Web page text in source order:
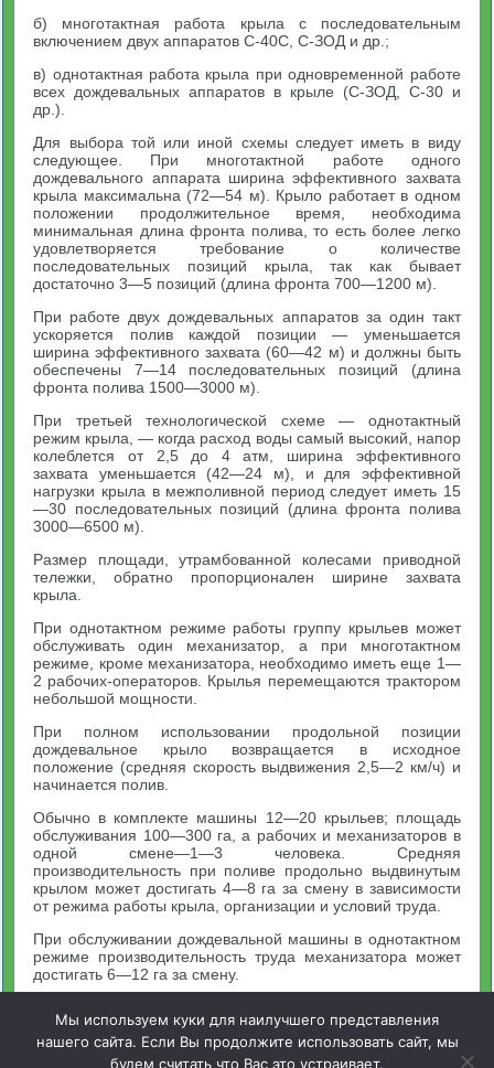
б) многотактная работа крыла с последовательным
включением двух аппаратов С-40С, С-ЗОД и др.;
в) однотактная работа крыла при одновременной работе
всех дождевальных аппаратов в крыле (С-ЗОД, С-30 и
др.).
Для выбора той или иной схемы следует иметь в виду
следующее. При многотактной работе одного
дождевального аппарата ширина эффективного захвата
крыла максимальна (72—54 м). Крыло работает в одном
положении продолжительное время, необходима
минимальная длина фронта полива, то есть более легко
удовлетворяется требование о количестве
последовательных позиций крыла, так как бывает
достаточно 3—5 позиций (длина фронта 700—1200 м).
При работе двух дождевальных аппаратов за один такт
ускоряется полив каждой позиции — уменьшается
ширина эффективного захвата (60—42 м) и должны быть
обеспечены 7—14 последовательных позиций (длина
фронта полива 1500—3000 м).
При третьей технологической схеме — однотактный
режим крыла, — когда расход воды самый высокий, напор
колеблется от 2,5 до 4 атм, ширина эффективного
захвата уменьшается (42—24 м), и для эффективной
нагрузки крыла в межполивной период следует иметь 15
—30 последовательных позиций (длина фронта полива
3000—6500 м).
Размер площади, утрамбованной колесами приводной
тележки, обратно пропорционален ширине захвата
крыла.
При однотактном режиме работы группу крыльев может
обслуживать один механизатор, а при многотактном
режиме, кроме механизатора, необходимо иметь еще 1—
2 рабочих-операторов. Крылья перемещаются трактором
небольшой мощности.
При полном использовании продольной позиции
дождевальное крыло возвращается в исходное
положение (средняя скорость выдвижения 2,5—2 км/ч) и
начинается полив.
Обычно в комплекте машины 12—20 крыльев; площадь
обслуживания 100—300 га, а рабочих и механизаторов в
одной смене—1—3 человека. Средняя
производительность при поливе продольно выдвинутым
крылом может достигать 4—8 га за смену в зависимости
от режима работы крыла, организации и условий труда.
При обслуживании дождевальной машины в однотактном
режиме производительность труда механизатора может
достигать 6—12 га за смену.
Мы используем куки для наилучшего представления
нашего сайта. Если Вы продолжите использовать сайт, мы
будем считать что Вас это устраивает.